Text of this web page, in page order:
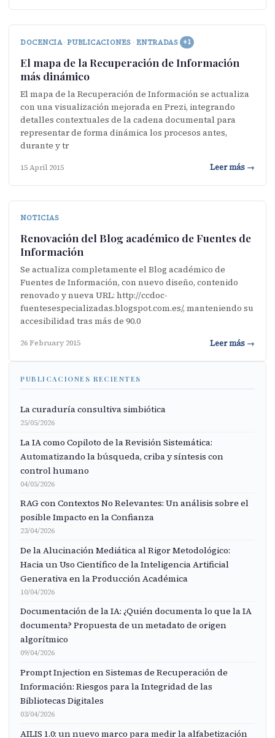
DOCENCIA · PUBLICACIONES · ENTRADAS +1
El mapa de la Recuperación de Información
más dinámico
El mapa de la Recuperación de Información se actualiza
con una visualización mejorada en Prezi, integrando
detalles contextuales de la cadena documental para
representar de forma dinámica los procesos antes,
durante y tr
15 April 2015 Leer más →
NOTICIAS
Renovación del Blog académico de Fuentes de
Información
Se actualiza completamente el Blog académico de
Fuentes de Información, con nuevo diseño, contenido
renovado y nueva URL: http://ccdoc-
fuentesespecializadas.blogspot.com.es/, manteniendo su
accesibilidad tras más de 90.0
26 February 2015 Leer más →
PUBLICACIONES RECIENTES
La curaduría consultiva simbiótica
25/05/2026
La IA como Copiloto de la Revisión Sistemática:
Automatizando la búsqueda, criba y síntesis con
control humano
04/05/2026
RAG con Contextos No Relevantes: Un análisis sobre el
posible Impacto en la Confianza
23/04/2026
De la Alucinación Mediática al Rigor Metodológico:
Hacia un Uso Científico de la Inteligencia Artificial
Generativa en la Producción Académica
10/04/2026
Documentación de la IA: ¿Quién documenta lo que la IA
documenta? Propuesta de un metadato de origen
algorítmico
09/04/2026
Prompt Injection en Sistemas de Recuperación de
Información: Riesgos para la Integridad de las
Bibliotecas Digitales
03/04/2026
AILIS 1.0: un nuevo marco para medir la alfabetización